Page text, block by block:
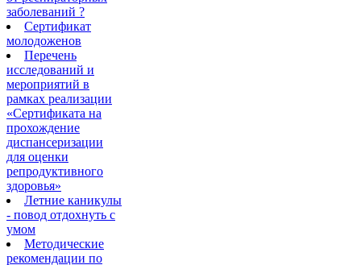
заболеваний ?
Сертификат
молодоженов
Перечень
исследований и
мероприятий в
рамках реализации
«Сертификата на
прохождение
диспансеризации
для оценки
репродуктивного
здоровья»
Летние каникулы
- повод отдохнуть с
умом
Методические
рекомендации по